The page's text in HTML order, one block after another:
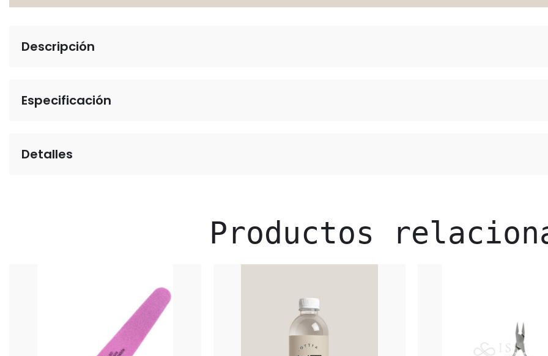
Descripción
Especificación
Detalles
Productos